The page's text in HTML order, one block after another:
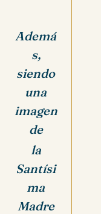
Ademá
s,
siendo
una
imagen
de
la
Santísi
ma
Madre